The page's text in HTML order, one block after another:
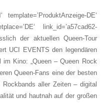
template=’ProduktAnzeige-DE‘
link_id=’a57cad62-
der aktuellen Queen-Tour
UCI EVENTS den legendären
Kino: „Queen – Queen Rock
Queen-Fans eine der besten
aller Zeiten – digital
und hautnah auf der großen